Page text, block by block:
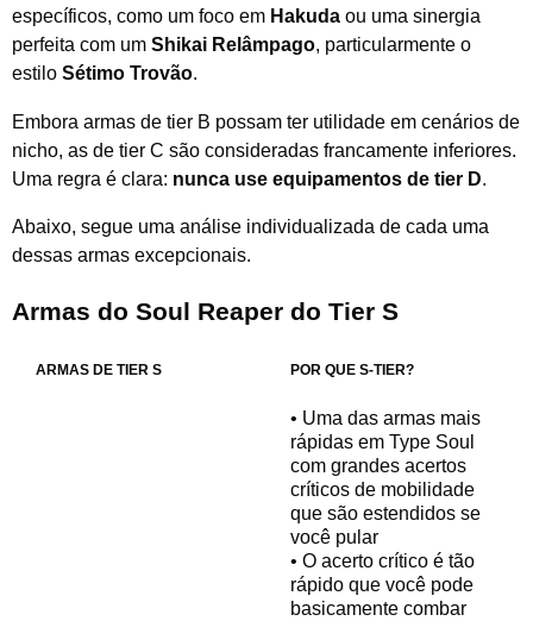
específicos, como um foco em Hakuda ou uma sinergia
perfeita com um Shikai Relâmpago, particularmente o
estilo Sétimo Trovão.
Embora armas de tier B possam ter utilidade em cenários de
nicho, as de tier C são consideradas francamente inferiores.
Uma regra é clara: nunca use equipamentos de tier D.
Abaixo, segue uma análise individualizada de cada uma
dessas armas excepcionais.
Armas do Soul Reaper do Tier S
ARMAS DE TIER S POR QUE S-TIER?
• Uma das armas mais
rápidas em Type Soul
com grandes acertos
críticos de mobilidade
que são estendidos se
você pular
• O acerto crítico é tão
rápido que você pode
basicamente combar